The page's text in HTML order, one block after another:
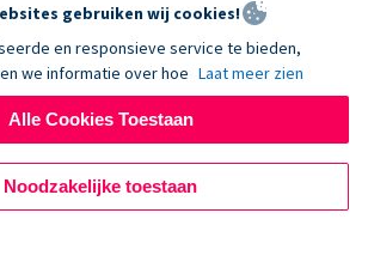
engine of
for successful
gebruiken wij cookies!
en responsieve service te bieden,
we informatie over hoe Laat meer zien
Alle Cookies Toestaan
Noodzakelijke toestaan